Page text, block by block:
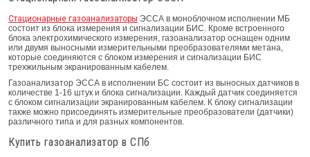
Стационарные газоанализаторы ЭССА в моноблочном исполнении МБ
состоит из блока измерения и сигнализации БИС. Кроме встроенного
блока электрохимического измерения, газоанализатор оснащен одним
или двумя выносными измерительными преобразователями метана,
которые соединяются с блоком измерения и сигнализации БИС
трехжильным экранированным кабелем.
Газоанализатор ЭССА в исполнении БС состоит из выносных датчиков в
количестве 1-16 штук и блока сигнализации. Каждый датчик соединяется
с блоком сигнализации экранированным кабелем. К блоку сигнализации
также можно присоединять измерительные преобразователи (датчики)
различного типа и для разных компонентов.
Купить газоанализатор в СПб